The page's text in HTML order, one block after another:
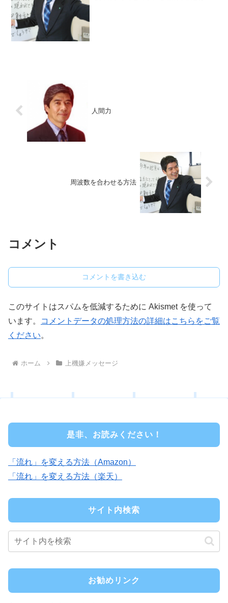
人間力
周波数を合わせる方法
コメント
コメントを書き込む
このサイトはスパムを低減するために Akismet を使って
います。
コメントデータの処理方法の詳細はこちらをご覧
ください。
ホーム 上機嫌メッセージ
是非、お読みください！
「流れ」を変える方法（Amazon）
「流れ」を変える方法（楽天）
サイト内検索
お勧めリンク